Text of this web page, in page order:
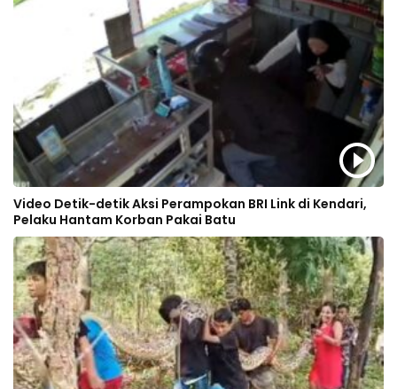
Video Detik-detik Aksi Perampokan BRI Link di Kendari,
Pelaku Hantam Korban Pakai Batu